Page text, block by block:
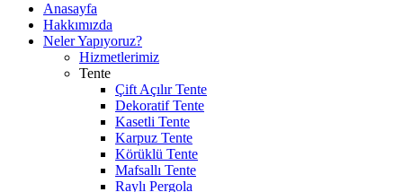
Anasayfa
Hakkımızda
Neler Yapıyoruz?
Hizmetlerimiz
Tente
Çift Açılır Tente
Dekoratif Tente
Kasetli Tente
Karpuz Tente
Körüklü Tente
Mafsallı Tente
Raylı Pergola